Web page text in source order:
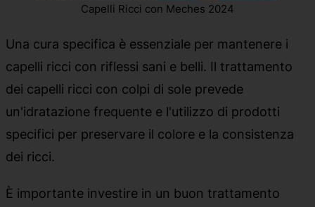
Capelli Ricci con Meches 2024
Una cura specifica è essenziale per mantenere i
capelli ricci con riflessi sani e belli. Il trattamento
dei capelli ricci con colpi di sole prevede
un'idratazione frequente e l'utilizzo di prodotti
specifici per preservare il colore e la consistenza
dei ricci.
È importante investire in un buon trattamento